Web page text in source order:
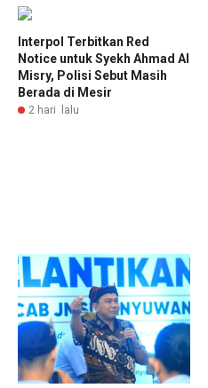
Interpol Terbitkan Red
Notice untuk Syekh Ahmad Al
Misry, Polisi Sebut Masih
Berada di Mesir
2 hari lalu